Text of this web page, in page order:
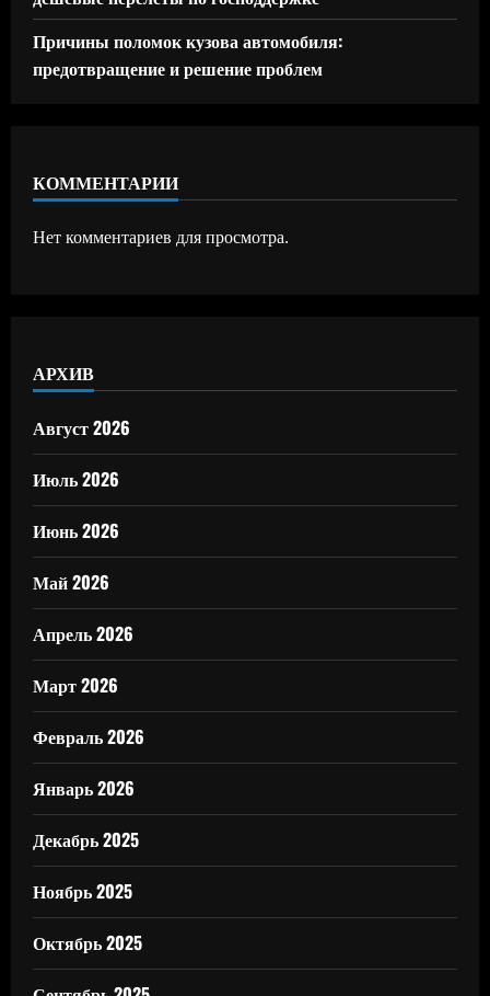
Причины поломок кузова автомобиля:
предотвращение и решение проблем
КОММЕНТАРИИ
Нет комментариев для просмотра.
АРХИВ
Август 2026
Июль 2026
Июнь 2026
Май 2026
Апрель 2026
Март 2026
Февраль 2026
Январь 2026
Декабрь 2025
Ноябрь 2025
Октябрь 2025